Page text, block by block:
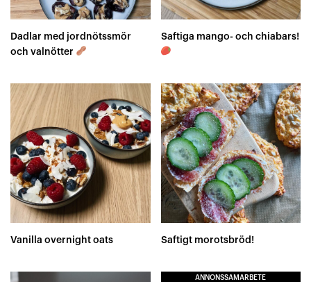
Dadlar med jordnötssmör
och valnötter
Saftiga mango- och chiabars!
Vanilla overnight oats Saftigt morotsbröd!
ANNONSSAMARBETE